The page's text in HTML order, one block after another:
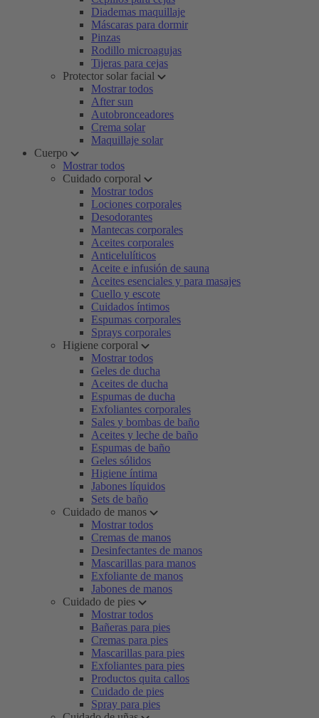
Diademas maquillaje
Máscaras para dormir
Pinzas
Rodillo microagujas
Tijeras para cejas
Protector solar facial
Mostrar todos
After sun
Autobronceadores
Crema solar
Maquillaje solar
Cuerpo
Mostrar todos
Cuidado corporal
Mostrar todos
Lociones corporales
Desodorantes
Mantecas corporales
Aceites corporales
Anticelulíticos
Aceite e infusión de sauna
Aceites esenciales y para masajes
Cuello y escote
Cuidados íntimos
Espumas corporales
Sprays corporales
Higiene corporal
Mostrar todos
Geles de ducha
Aceites de ducha
Espumas de ducha
Exfoliantes corporales
Sales y bombas de baño
Aceites y leche de baño
Espumas de baño
Geles sólidos
Higiene íntima
Jabones líquidos
Sets de baño
Cuidado de manos
Mostrar todos
Cremas de manos
Desinfectantes de manos
Mascarillas para manos
Exfoliante de manos
Jabones de manos
Cuidado de pies
Mostrar todos
Bañeras para pies
Cremas para pies
Mascarillas para pies
Exfoliantes para pies
Productos quita callos
Cuidado de pies
Spray para pies